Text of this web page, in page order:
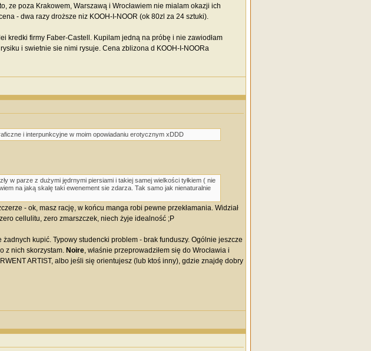
ze poza Krakowem, Warszawą i Wrocławiem nie mialam okazji ich
- dwa razy droższe niz KOOH-I-NOOR (ok 80zl za 24 sztuki).
kredki firmy Faber-Castell. Kupilam jedną na próbę i nie zawiodłam
i swietnie sie nimi rysuje. Cena zblizona d KOOH-I-NOORa
i interpunkcyjne w moim opowiadaniu erotycznym xDDD
w parze z dużymi jędrnymi piersiami i takiej samej wielkości tyłkiem ( nie
na jaką skalę taki ewenement sie zdarza. Tak samo jak nienaturalnie
- ok, masz rację, w końcu manga robi pewne przekłamania. Widział
cellulitu, zero zmarszczek, niech żyje idealność ;P
kupić. Typowy studencki problem - brak funduszy. Ogólnie jeszcze
z nich skorzystam. Noire, właśnie przeprowadziłem się do Wrocławia i
ARTIST, albo jeśli się orientujesz (lub ktoś inny), gdzie znajdę dobry